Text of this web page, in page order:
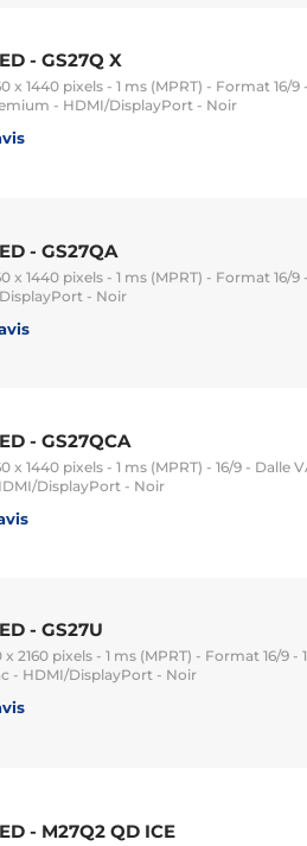
- GS27Q X
x 1440 pixels - 1 ms (MPRT) - Format 16/9
- HDMI/DisplayPort - Noir
- GS27QA
x 1440 pixels - 1 ms (MPRT) - Format 16/9
- Noir
- GS27QCA
x 1440 pixels - 1 ms (MPRT) - 16/9 - Dalle
DisplayPort - Noir
- GS27U
2160 pixels - 1 ms (MPRT) - Format 16/9 -
- HDMI/DisplayPort - Noir
- M27Q2 QD ICE